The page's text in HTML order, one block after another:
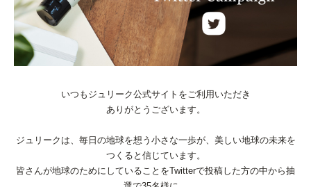
いつもジュリーク公式サイトをご利用いただき
ありがとうございます。
ジュリークは、毎日の地球を想う小さな一歩が、美しい地球の未来を
つくると信じています。
皆さんが地球のためにしていることをTwitterで投稿した方の中から抽